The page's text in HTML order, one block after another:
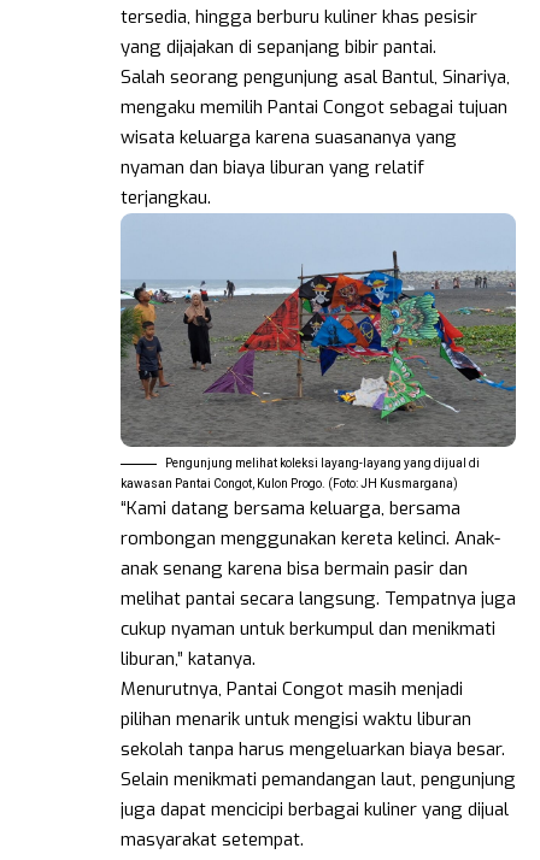
tersedia, hingga berburu kuliner khas pesisir
yang dijajakan di sepanjang bibir pantai.
Salah seorang pengunjung asal Bantul, Sinariya,
mengaku memilih Pantai Congot sebagai tujuan
wisata keluarga karena suasananya yang
nyaman dan biaya liburan yang relatif
terjangkau.
Pengunjung melihat koleksi layang-layang yang dijual di
kawasan Pantai Congot, Kulon Progo. (Foto: JH Kusmargana)
“Kami datang bersama keluarga, bersama
rombongan menggunakan kereta kelinci. Anak-
anak senang karena bisa bermain pasir dan
melihat pantai secara langsung. Tempatnya juga
cukup nyaman untuk berkumpul dan menikmati
liburan,” katanya.
Menurutnya, Pantai Congot masih menjadi
pilihan menarik untuk mengisi waktu liburan
sekolah tanpa harus mengeluarkan biaya besar.
Selain menikmati pemandangan laut, pengunjung
juga dapat mencicipi berbagai kuliner yang dijual
masyarakat setempat.